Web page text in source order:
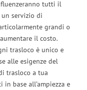
tutti il
un servizio di
grandi o
il costo.
trasloco è unico e
alle esigenze del
trasloco a tua
base all’ampiezza e